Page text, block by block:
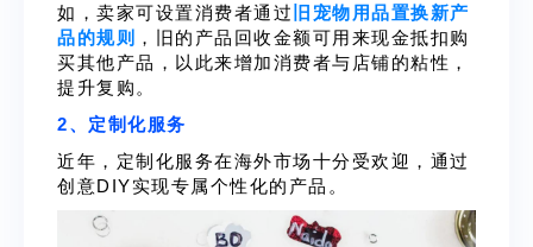
如，卖家可设置消费者通过 旧宠物用品置换新产
品的规则 ，旧的产品回收金额可用来现金抵扣购
买其他产品，以此来增加消费者与店铺的粘性，
提升复购。
2、定制化服务
近年，定制化服务在海外市场十分受欢迎，通过
创意DIY实现专属个性化的产品。